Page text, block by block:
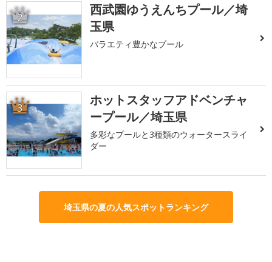
2
西武園ゆうえんちプール／埼
玉県
バラエティ豊かなプール
3
ホットスタッフアドベンチャ
ープール／埼玉県
多彩なプールと3種類のウォータースライ
ダー
埼玉県の夏の人気スポットランキング